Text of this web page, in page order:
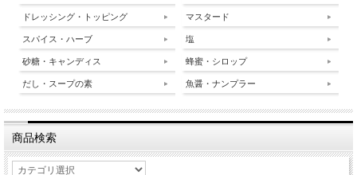
ドレッシング・トッピング
スパイス・ハーブ
砂糖・キャンディス
だし・スープの素
マスタード
塩
蜂蜜・シロップ
魚醤・ナンプラー
商品検索